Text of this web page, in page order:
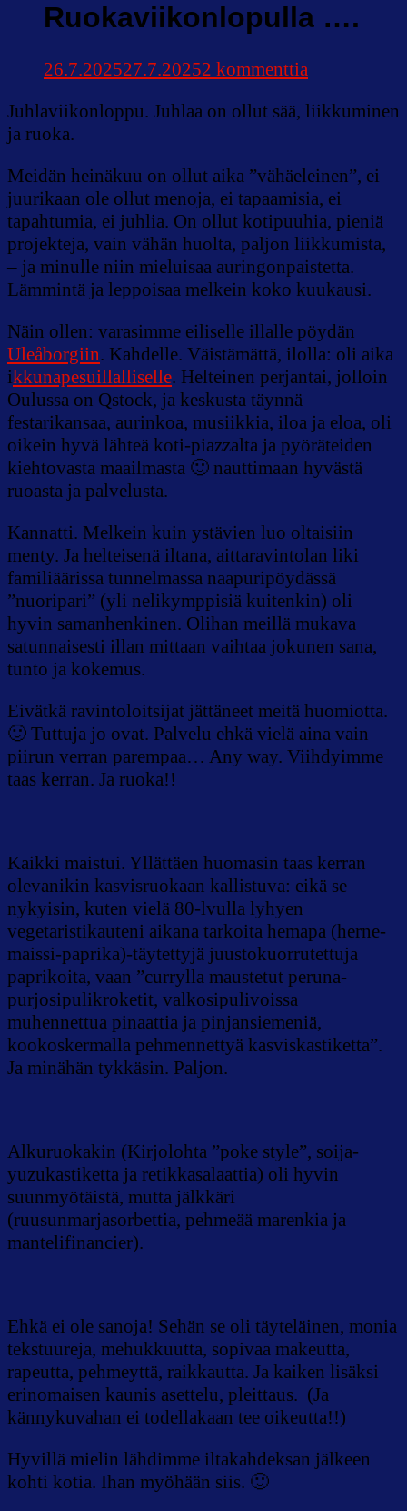
Ruokaviikonlopulla ….
26.7.202527.7.20252 kommenttia
….
Juhlaviikonloppu. Juhlaa on ollut sää, liikkuminen
ja ruoka.
Meidän heinäkuu on ollut aika ”vähäeleinen”, ei
juurikaan ole ollut menoja, ei tapaamisia, ei
tapahtumia, ei juhlia. On ollut kotipuuhia, pieniä
projekteja, vain vähän huolta, paljon liikkumista,
– ja minulle niin mieluisaa auringonpaistetta.
Lämmintä ja leppoisaa melkein koko kuukausi.
Näin ollen: varasimme eiliselle illalle pöydän
Uleåborgiin. Kahdelle. Väistämättä, ilolla: oli aika
ikkunapesuillalliselle. Helteinen perjantai, jolloin
Oulussa on Qstock, ja keskusta täynnä
festarikansaa, aurinkoa, musiikkia, iloa ja eloa, oli
oikein hyvä lähteä koti-piazzalta ja pyöräteiden
kiehtovasta maailmasta 🙂 nauttimaan hyvästä
ruoasta ja palvelusta.
Kannatti. Melkein kuin ystävien luo oltaisiin
menty. Ja helteisenä iltana, aittaravintolan liki
familiäärissa tunnelmassa naapuripöydässä
”nuoripari” (yli nelikymppisiä kuitenkin) oli
hyvin samanhenkinen. Olihan meillä mukava
satunnaisesti illan mittaan vaihtaa jokunen sana,
tunto ja kokemus.
Eivätkä ravintoloitsijat jättäneet meitä huomiotta.
🙂 Tuttuja jo ovat. Palvelu ehkä vielä aina vain
piirun verran parempaa… Any way. Viihdyimme
taas kerran. Ja ruoka!!
Kaikki maistui. Yllättäen huomasin taas kerran
olevanikin kasvisruokaan kallistuva: eikä se
nykyisin, kuten vielä 80-lvulla lyhyen
vegetaristikauteni aikana tarkoita hemapa (herne-
maissi-paprika)-täytettyjä juustokuorrutettuja
paprikoita, vaan ”currylla maustetut peruna-
purjosipulikroketit, valkosipulivoissa
muhennettua pinaattia ja pinjansiemeniä,
kookoskermalla pehmennettyä kasviskastiketta”.
Ja minähän tykkäsin. Paljon.
Alkuruokakin (Kirjolohta ”poke style”, soija-
yuzukastiketta ja retikkasalaattia) oli hyvin
suunmyötäistä, mutta jälkkäri
(ruusunmarjasorbettia, pehmeää marenkia ja
mantelifinancier).
Ehkä ei ole sanoja! Sehän se oli täyteläinen, monia
tekstuureja, mehukkuutta, sopivaa makeutta,
rapeutta, pehmeyttä, raikkautta. Ja kaiken lisäksi
erinomaisen kaunis asettelu, pleittaus. (Ja
kännykuvahan ei todellakaan tee oikeutta!!)
Hyvillä mielin lähdimme iltakahdeksan jälkeen
kohti kotia. Ihan myöhään siis. 🙂